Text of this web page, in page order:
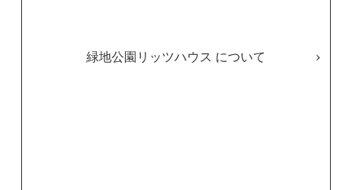
緑地公園リッツハウス